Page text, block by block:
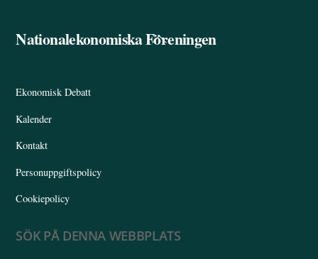
Back
Nationalekonomiska Föreningen
Ekonomisk Debatt
Kalender
Kontakt
Personuppgiftspolicy
Cookiepolicy
SÖK PÅ DENNA WEBBPLATS